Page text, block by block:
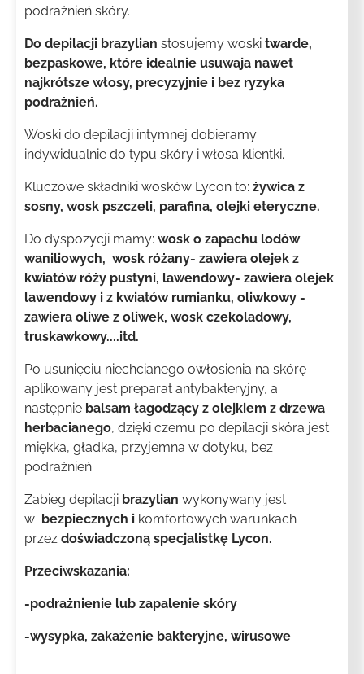
podrażnień skóry.
Do depilacji brazylian stosujemy woski twarde,
bezpaskowe, które idealnie usuwaja nawet
najkrótsze włosy, precyzyjnie i bez ryzyka
podrażnień.
Woski do depilacji intymnej dobieramy
indywidualnie do typu skóry i włosa klientki.
Kluczowe składniki wosków Lycon to: żywica z
sosny, wosk pszczeli, parafina, olejki eteryczne.
Do dyspozycji mamy: wosk o zapachu lodów
waniliowych, wosk różany- zawiera olejek z
kwiatów róży pustyni, lawendowy- zawiera olejek
lawendowy i z kwiatów rumianku, oliwkowy -
zawiera oliwe z oliwek, wosk czekoladowy,
truskawkowy....itd.
Po usunięciu niechcianego owłosienia na skórę
aplikowany jest preparat antybakteryjny, a
następnie balsam łagodzący z olejkiem z drzewa
herbacianego, dzięki czemu po depilacji skóra jest
miękka, gładka, przyjemna w dotyku, bez
podrażnień.
Zabieg depilacji brazylian wykonywany jest
w bezpiecznych i komfortowych warunkach
przez doświadczoną specjalistkę Lycon.
Przeciwskazania:
-podrażnienie lub zapalenie skóry
-wysypka, zakażenie bakteryjne, wirusowe